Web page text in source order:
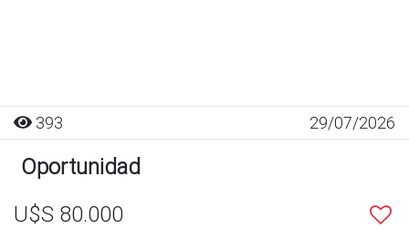
393 29/07/2026
Oportunidad
U$S 80.000